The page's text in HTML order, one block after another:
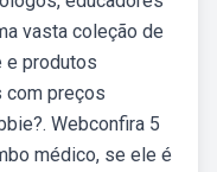
vasta coleção de
e produtos
com preços
Webconfira 5
médico, se ele é